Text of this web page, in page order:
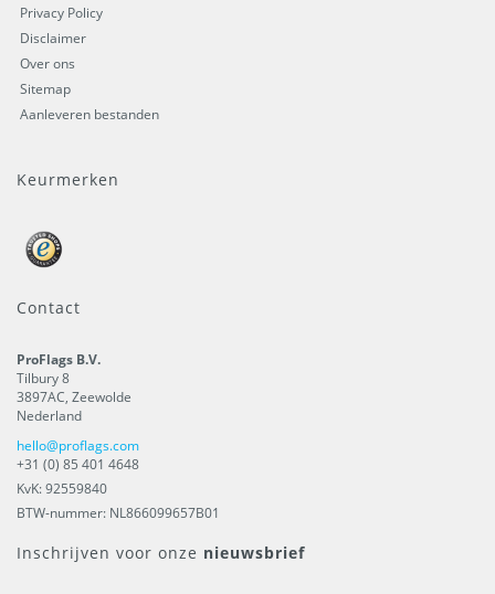
Privacy Policy
Disclaimer
Over ons
Sitemap
Aanleveren bestanden
Keurmerken
Contact
ProFlags B.V.
Tilbury 8
3897AC, Zeewolde
Nederland
hello@proflags.com
+31 (0) 85 401 4648
KvK: 92559840
BTW-nummer: NL866099657B01
Inschrijven voor onze nieuwsbrief